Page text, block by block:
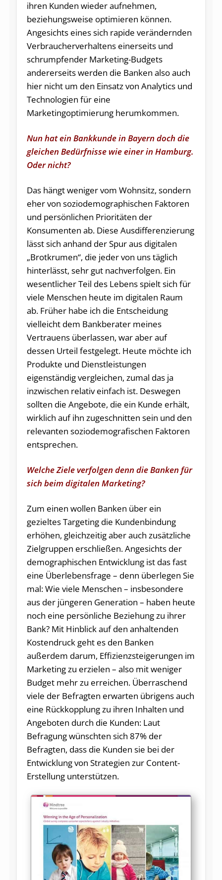
ihren Kunden wieder aufnehmen,
beziehungsweise optimieren können.
Angesichts eines sich rapide verändernden
Verbraucherverhaltens einerseits und
schrumpfender Marketing-Budgets
andererseits werden die Banken also auch
hier nicht um den Einsatz von Analytics und
Technologien für eine
Marketingoptimierung herumkommen.
Nun hat ein Bankkunde in Bayern doch die
gleichen Bedürfnisse wie einer in Hamburg.
Oder nicht?
Das hängt weniger vom Wohnsitz, sondern
eher von soziodemographischen Faktoren
und persönlichen Prioritäten der
Konsumenten ab. Diese Ausdifferenzierung
lässt sich anhand der Spur aus digitalen
„Brotkrumen“, die jeder von uns täglich
hinterlässt, sehr gut nachverfolgen. Ein
wesentlicher Teil des Lebens spielt sich für
viele Menschen heute im digitalen Raum
ab. Früher habe ich die Entscheidung
vielleicht dem Bankberater meines
Vertrauens überlassen, war aber auf
dessen Urteil festgelegt. Heute möchte ich
Produkte und Dienstleistungen
eigenständig vergleichen, zumal das ja
inzwischen relativ einfach ist. Deswegen
sollten die Angebote, die ein Kunde erhält,
wirklich auf ihn zugeschnitten sein und den
relevanten soziodemografischen Faktoren
entsprechen.
Welche Ziele verfolgen denn die Banken für
sich beim digitalen Marketing?
Zum einen wollen Banken über ein
gezieltes Targeting die Kundenbindung
erhöhen, gleichzeitig aber auch zusätzliche
Zielgruppen erschließen. Angesichts der
demographischen Entwicklung ist das fast
eine Überlebensfrage – denn überlegen Sie
mal: Wie viele Menschen – insbesondere
aus der jüngeren Generation – haben heute
noch eine persönliche Beziehung zu ihrer
Bank? Mit Hinblick auf den anhaltenden
Kostendruck geht es den Banken
außerdem darum, Effizienzsteigerungen im
Marketing zu erzielen – also mit weniger
Budget mehr zu erreichen. Überraschend
viele der Befragten erwarten übrigens auch
eine Rückkopplung zu ihren Inhalten und
Angeboten durch die Kunden: Laut
Befragung wünschten sich 87% der
Befragten, dass die Kunden sie bei der
Entwicklung von Strategien zur Content-
Erstellung unterstützen.